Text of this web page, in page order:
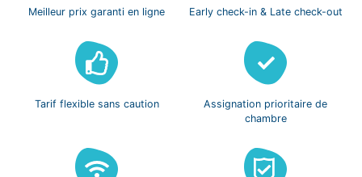
Meilleur prix garanti en ligne Early check-in & Late check-out
Tarif flexible sans caution Assignation prioritaire de
chambre